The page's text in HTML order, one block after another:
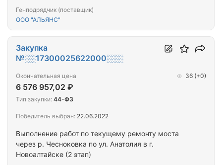
Генподрядчик (поставщик)
ООО "АЛЬЯНС"
Выполнение работ по текущему ремонту моста
через р. Чесноковка по ул. Анатолия в г.
Новоалтайске (2 этап)
Закупка
№░░17300025622000░░░
Окончательная цена
6 576 957,02 ₽
36 (+0)
Тип закупки: 44-ФЗ
Победитель выбран: 22.06.2022